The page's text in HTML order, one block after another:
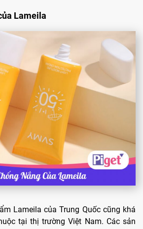
Lameila
Lameila của Trung Quốc cũng khá
tại thị trường Việt Nam. Các sản